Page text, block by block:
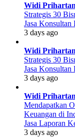
Widi
Strategis 30
Jasa Konsultan
3 days ago
Widi
Strategis 30
Jasa Konsultan
3 days ago
Widi
Mendapatkan
Keuangan di
Jasa Laporan
3 days ago